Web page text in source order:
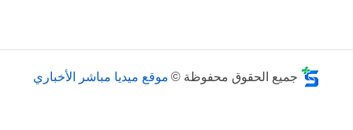
جميع الحقوق محفوظة © موقع ميديا مباشر الأخباري